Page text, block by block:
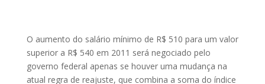
O aumento do salário mínimo de R$ 510 para um valor
superior a R$ 540 em 2011 será negociado pelo
governo federal apenas se houver uma mudança na
atual regra de reajuste, que combina a soma do índice